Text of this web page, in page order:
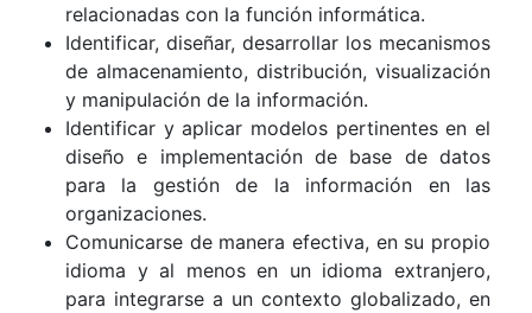
relacionadas con la función informática.
Identificar, diseñar, desarrollar los mecanismos
de almacenamiento, distribución, visualización
y manipulación de la información.
Identificar y aplicar modelos pertinentes en el
diseño e implementación de base de datos
para la gestión de la información en las
organizaciones.
Comunicarse de manera efectiva, en su propio
idioma y al menos en un idioma extranjero,
para integrarse a un contexto globalizado, en